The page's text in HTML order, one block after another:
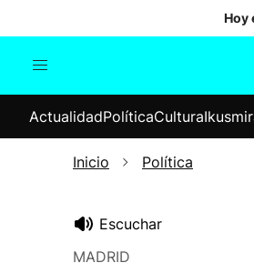
Hoy
Internacional
ActualidadPolíticaCultura
Inicio Política
Escuchar
MADRID